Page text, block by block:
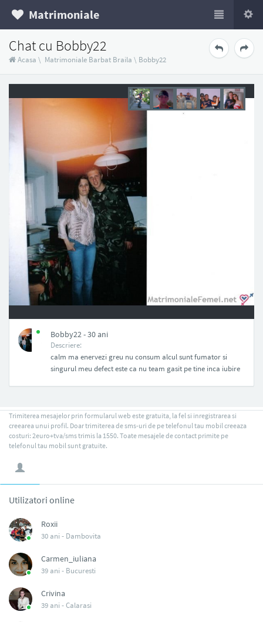
Matrimoniale
Chat cu Bobby22
Acasa \ Matrimoniale Barbat Braila \ Bobby22
NAN
Bobby22 - 30 ani
Descriere:
calm ma enervezi greu nu consum alcul sunt fumator si
singurul meu defect este ca nu team gasit pe tine inca iubire
Trimiterea mesajelor prin formularul web este gratuita, la fel si inregistrarea si
creearea unui profil. Doar trimiterea de sms-uri de pe telefonul tau mobil creeaza
costuri: 2euro+tva/sms trimis la 1550. Toate mesajele de contact primite pe
telefonul tau mobil sunt gratuite.
Utilizatori online
Roxii
30 ani - Dambovita
Carmen_iuliana
39 ani - Bucuresti
Crivina
39 ani -Calarasi